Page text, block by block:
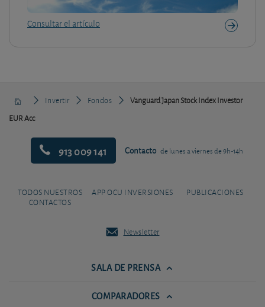
Consultar el artículo
Invertir Fondos
Vanguard Japan Stock Index Investor
EUR Acc
913 009 141 Contacto de lunes a viernes de 9h-14h
TODOS NUESTROS
CONTACTOS
APP OCU INVERSIONES PUBLICACIONES
Newsletter
SALA DE PRENSA
COMPARADORES